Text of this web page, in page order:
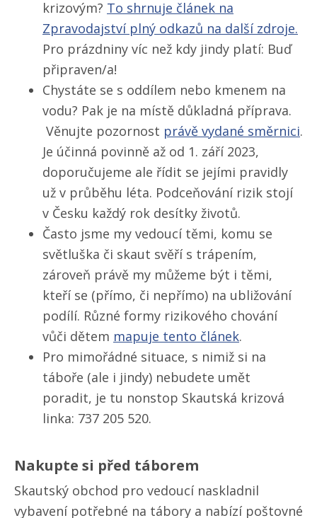
krizovým? To shrnuje článek na
Zpravodajství plný odkazů na další zdroje.
Pro prázdniny víc než kdy jindy platí: Buď
připraven/​a!
Chystáte se s oddílem nebo kmenem na
vodu? Pak je na místě důkladná příprava.
Věnujte pozornost právě vydané směrnici.
Je účinná povinně až od 1. září 2023,
doporučujeme ale řídit se jejími pravidly
už v průběhu léta. Podceňování rizik stojí
v Česku každý rok desítky životů.
Často jsme my vedoucí těmi, komu se
světluška či skaut svěří s trápením,
zároveň právě my můžeme být i těmi,
kteří se (přímo, či nepřímo) na ubližování
podílí. Různé formy rizikového chování
vůči dětem mapuje tento článek.
Pro mimořádné situace, s nimiž si na
táboře (ale i jindy) nebudete umět
poradit, je tu nonstop Skautská krizová
linka: 737 205 520.
Nakupte si před táborem
Skautský obchod pro vedoucí naskladnil
vybavení potřebné na tábory a nabízí poštovné